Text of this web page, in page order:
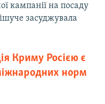
кампанії на посаду
засуджувала
Криму Росією є
норм